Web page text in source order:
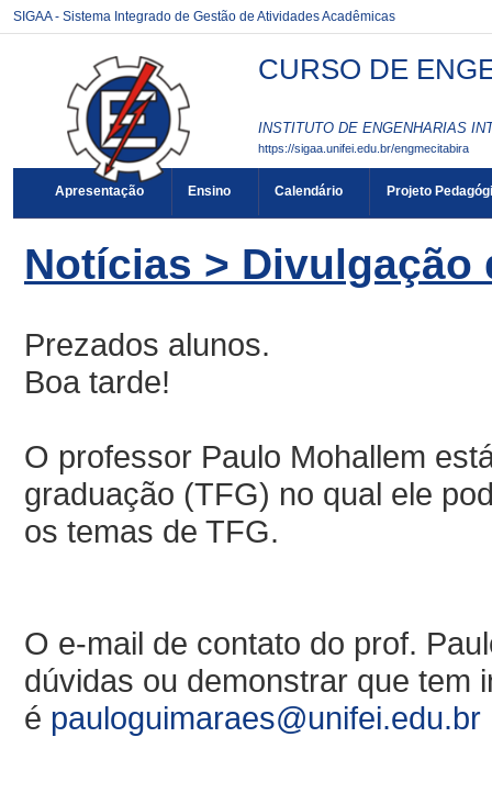
SIGAA - Sistema Integrado de Gestão de Atividades Acadêmicas
CURSO DE
INSTITUTO DE ENGENHARIAS
https://sigaa.unifei.edu.br/engmecitabira
Apresentação Ensino Calendário Projeto
Notícias > Divulgação
Prezados alunos.
Boa tarde!
O professor Paulo Mohallem
graduação (TFG) no qual ele
os temas de TFG.
O e-mail de contato do prof.
dúvidas ou demonstrar que tem
é pauloguimaraes@unifei.edu.br